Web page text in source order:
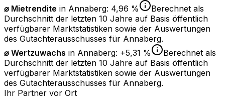
⌀ Mietrendite in Annaberg: 4,96 %
Berechnet als
Durchschnitt der letzten 10 Jahre auf Basis öffentlich
verfügbarer Marktstatistiken sowie der Auswertungen
des Gutachterausschusses für Annaberg.
⌀ Wertzuwachs in Annaberg: +5,31 %
Berechnet als
Durchschnitt der letzten 10 Jahre auf Basis öffentlich
verfügbarer Marktstatistiken sowie der Auswertungen
des Gutachterausschusses für Annaberg.
Ihr Partner vor Ort